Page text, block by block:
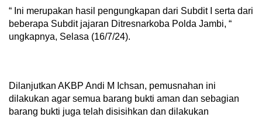
“ Ini merupakan hasil pengungkapan dari Subdit I serta dari
beberapa Subdit jajaran Ditresnarkoba Polda Jambi, “
ungkapnya, Selasa (16/7/24).
Dilanjutkan AKBP Andi M Ichsan, pemusnahan ini
dilakukan agar semua barang bukti aman dan sebagian
barang bukti juga telah disisihkan dan dilakukan